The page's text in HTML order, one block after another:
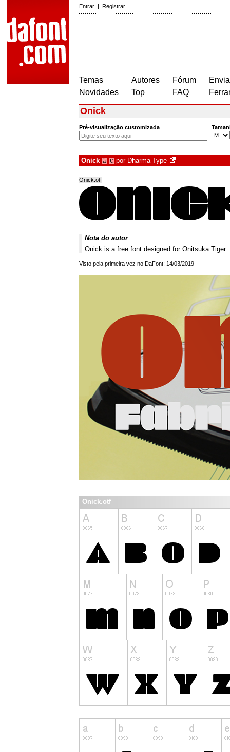
Entrar | Registrar
Temas
Novidades
Autores
Top
Fórum
FAQ
Onick
Pré-visualização customizada
Onick à € por Dharma Type
Onick.otf
Nota do autor
Onick is a free font designed for Onitsuka Tiger.
Visto pela primeira vez no DaFont: 14/03/2019
Onick.otf